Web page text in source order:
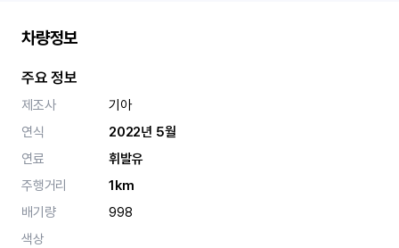
차량정보
주요 정보
제조사
기아
연식
2022년 5월
연료
휘발유
주행거리
1km
배기량
998
색상